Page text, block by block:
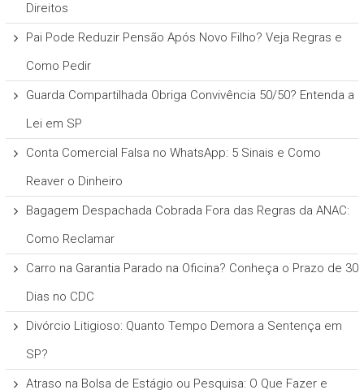
Direitos
Pai Pode Reduzir Pensão Após Novo Filho? Veja Regras e
Como Pedir
Guarda Compartilhada Obriga Convivência 50/50? Entenda a
Lei em SP
Conta Comercial Falsa no WhatsApp: 5 Sinais e Como
Reaver o Dinheiro
Bagagem Despachada Cobrada Fora das Regras da ANAC:
Como Reclamar
Carro na Garantia Parado na Oficina? Conheça o Prazo de 30
Dias no CDC
Divórcio Litigioso: Quanto Tempo Demora a Sentença em
SP?
Atraso na Bolsa de Estágio ou Pesquisa: O Que Fazer e